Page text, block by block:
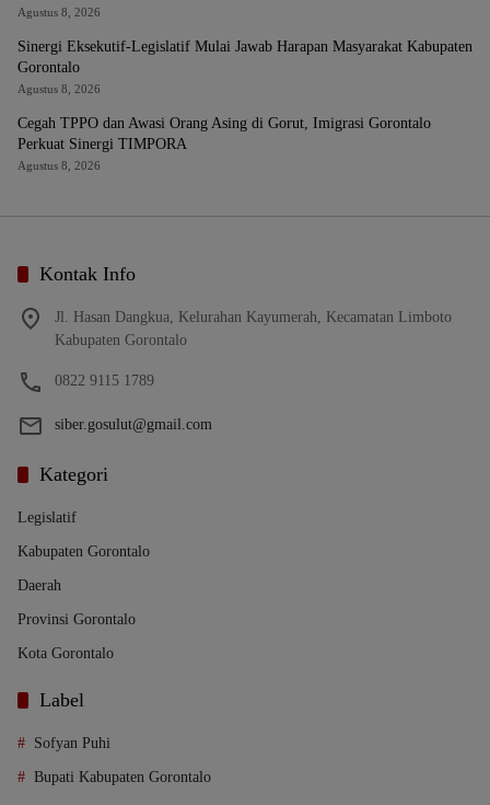
Agustus 8, 2026
Sinergi Eksekutif-Legislatif Mulai Jawab Harapan Masyarakat Kabupaten
Gorontalo
Agustus 8, 2026
Cegah TPPO dan Awasi Orang Asing di Gorut, Imigrasi Gorontalo
Perkuat Sinergi TIMPORA
Agustus 8, 2026
Kontak Info
Jl. Hasan Dangkua, Kelurahan Kayumerah, Kecamatan Limboto
Kabupaten Gorontalo
0822 9115 1789
siber.gosulut@gmail.com
Kategori
Legislatif
Kabupaten Gorontalo
Daerah
Provinsi Gorontalo
Kota Gorontalo
Label
Sofyan Puhi
Bupati Kabupaten Gorontalo